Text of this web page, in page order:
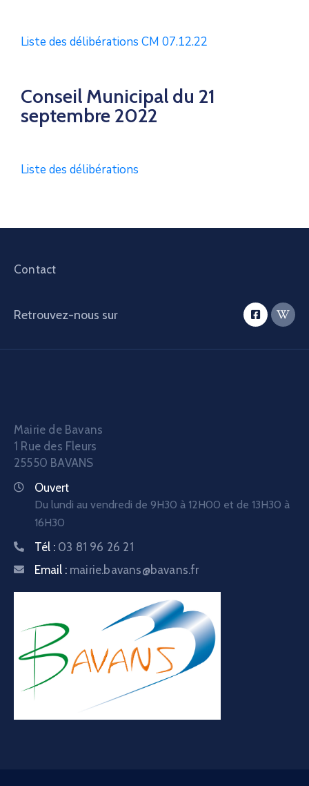
Liste des délibérations CM 07.12.22
Conseil Municipal du 21
septembre 2022
Liste des délibérations
Contact
Retrouvez-nous sur
Mairie de Bavans
1 Rue des Fleurs
25550 BAVANS
Ouvert
Du lundi au vendredi de 9H30 à 12H00 et de 13H30 à
16H30
Tél : 03 81 96 26 21
Email : mairie.bavans@bavans.fr